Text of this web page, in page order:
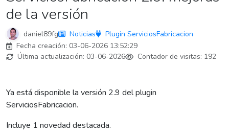
de la versión
daniel89fg Noticias
Plugin ServiciosFabricacion
Fecha creación: 03-06-2026 13:52:29
Última actualización: 03-06-2026 Contador de visitas: 192
Ya está disponible la versión 2.9 del plugin
ServiciosFabricacion.
Incluye 1 novedad destacada.